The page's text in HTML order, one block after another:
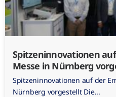
Spitzeninnovationen
Messe in Nürnberg
Spitzeninnovationen auf der
Nürnberg vorgestellt Die...